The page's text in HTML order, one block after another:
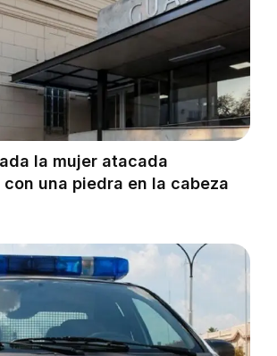
la mujer atacada
una piedra en la cabeza